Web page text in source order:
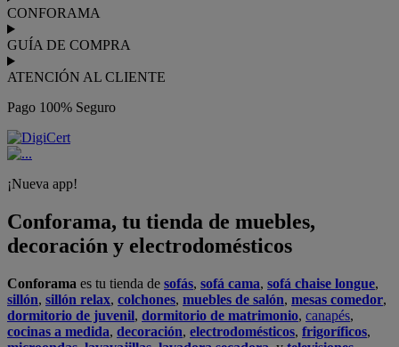
Conforama
sillón,sillón relax,colchones
dormitorio de juvenil
cocinas a medida,decoración
Descubre nuestra amplia variedad de estilos en cualquier
para tu hogar,
espacio en el que vives gracias a nuestros
habitaciones,
escritorio. Además, podrás decorar tu casa con multitud de
artículos, tener el mejor ocio con los productos de
y aprovechar tu
en las épocas de buen tiempo. Conforama
realiza elservicio de envío a domicilio como recogida en tienda.
Podráscomprar onlineentre nuestra gama de más de 7.000
recibirlo en tu domicilio
No esperes más para crear o renovar tu
hogar y transformarlo en un espacio con mucho estilo. Conforama
tiene 300tiendas de mueblesfísicas distribuidas en6 países
distintos. Aproveche nuestras ofertas desofas baratos,colchones
baratosyliquidaciones de sofas.